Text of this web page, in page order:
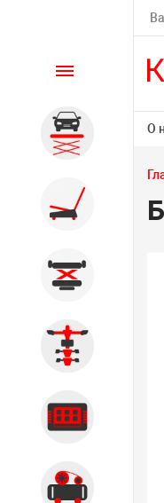
О